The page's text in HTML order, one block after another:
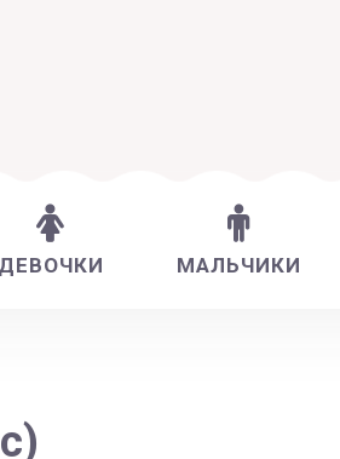
ДЕВОЧКИ МАЛЬЧИКИ